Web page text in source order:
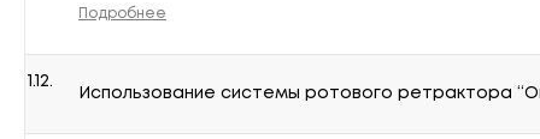
Подробнее
1.12.
Использование системы ротового ретрактора